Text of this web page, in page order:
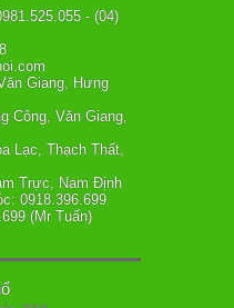
- (04)
Giang, Hưng
Công, Văn Giang,
Lạc, Thạch Thất,
Trực, Nam Định
0918.396.699
(Mr Tuấn)